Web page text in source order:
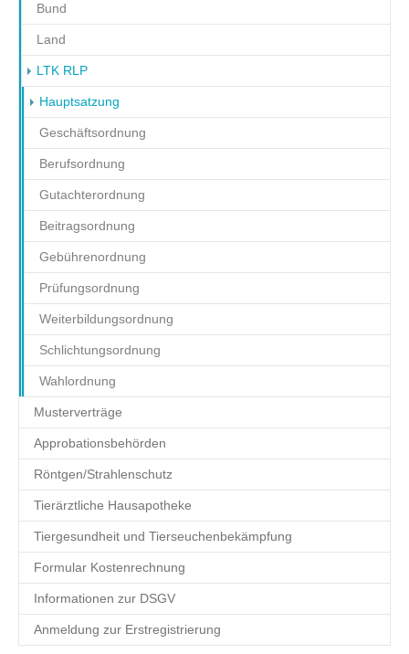
Bund
Land
LTK RLP
Hauptsatzung
Geschäftsordnung
Berufsordnung
Gutachterordnung
Beitragsordnung
Gebührenordnung
Prüfungsordnung
Weiterbildungsordnung
Schlichtungsordnung
Wahlordnung
Musterverträge
Approbationsbehörden
Röntgen/Strahlenschutz
Tierärztliche Hausapotheke
Tiergesundheit und Tierseuchenbekämpfung
Formular Kostenrechnung
Informationen zur DSGV
Anmeldung zur Erstregistrierung